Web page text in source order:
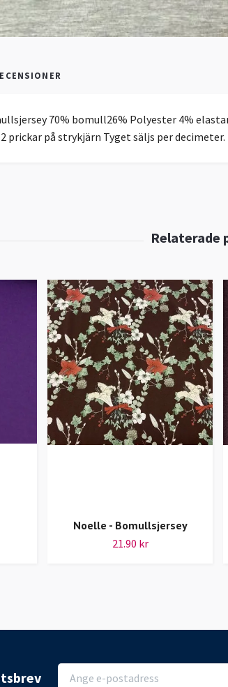
70% bomull26% Polyester 4%
prickar på strykjärn Tyget säljs per
Noelle - Bomullsjersey
21.90 kr